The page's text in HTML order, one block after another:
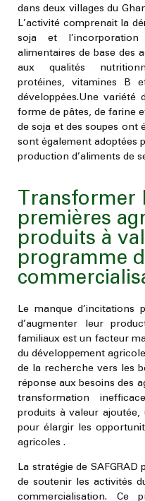
dans deux villages du
L’activité comprenait la
soja et
alimentaires de base des
aux qualités
protéines, vitamines B
développées.Une variété
forme de pâtes, de farine
de soja et des soupes ont
sont également adoptées
production d’aliments de
Transformer
premières
produits à
programme
Le manque d’incitations
d’augmenter leur
familiaux est un facteur
du développement
de la recherche vers les
réponse aux besoins des
transformation
produits à valeur ajoutée,
pour élargir les
agricoles .
La stratégie de
de soutenir les activités
commercialisation. Ce